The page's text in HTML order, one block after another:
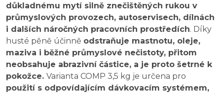
důkladnému mytí silně znečištěných rukou v
průmyslových provozech, autoservisech, dílnách
i dalších náročných pracovních prostředích. Díky
husté pěně účinně odstraňuje mastnotu, oleje,
maziva i běžné průmyslové nečistoty, přitom
neobsahuje abrazivní částice, a je proto šetrné k
pokožce. Varianta COMP 3,5 kg je určena pro
použití s odpovídajícím dávkovacím systémem,